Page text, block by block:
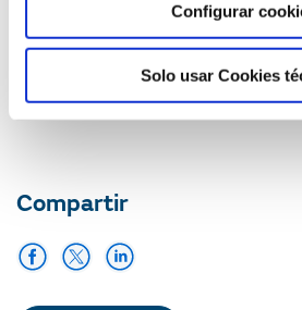
Configurar
Solo usar Cookies
Medio ambiente
Compartir